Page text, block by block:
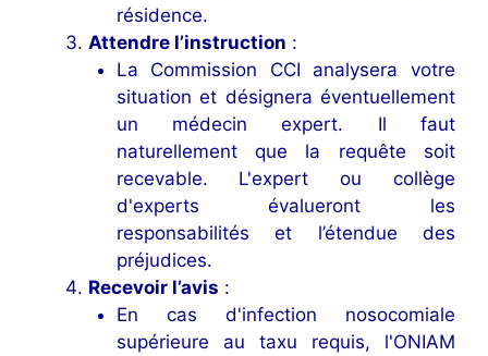
résidence.
Attendre l’instruction :
La Commission CCI analysera votre
situation et désignera éventuellement
un médecin expert. Il faut
naturellement que la requête soit
recevable. L'expert ou collège
d'experts évalueront les
responsabilités et l’étendue des
préjudices.
Recevoir l’avis :
En cas d'infection nosocomiale
supérieure au taxu requis, l'ONIAM